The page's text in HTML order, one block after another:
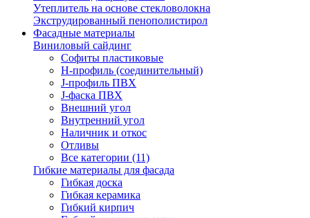
Утеплитель на основе стекловолокна
Экструдированный пенополистирол
Фасадные материалы
Виниловый сайдинг
Cофиты пластиковые
H-профиль (соединительный)
J-профиль ПВХ
J-фаска ПВХ
Внешний угол
Внутренний угол
Наличник и откос
Отливы
Все категории (11)
Гибкие материалы для фасада
Гибкая доска
Гибкая керамика
Гибкий кирпич